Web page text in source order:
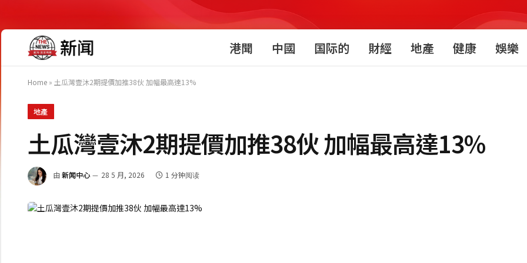
港聞 中國 国际的 財經 地產 健康 娛樂
Home » 土瓜灣壹沐2期提價加推38伙 加幅最高達13%
地產
土瓜灣壹沐2期提價加推38伙 加幅最高達13%
由 新闻中心 28 5 月, 2026 1 分钟阅读